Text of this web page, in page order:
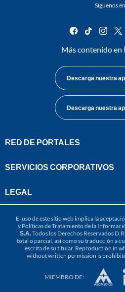
Síguenos
facebook
tiktok
Más contenido en
Descarga nuestra
Descarga nuestra
RED DE PORTALES
SERVICIOS CORPORATIVOS
LEGAL
El uso de este sitio web implica la
y Políticas de Tratamiento de la
S.A.Todos los Derechos Reservados
total o parcial, así como su traducción a
escrita de su titular. Reproduction in
without written permission is
MIEMBRO DE: